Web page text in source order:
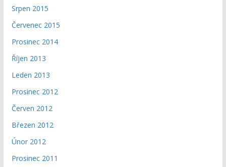
Srpen 2015
Červenec 2015
Prosinec 2014
Říjen 2013
Leden 2013
Prosinec 2012
Červen 2012
Březen 2012
Únor 2012
Prosinec 2011